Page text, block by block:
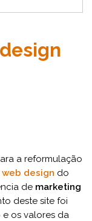
a reformulação
web design do
de marketing
deste site foi
e os valores da